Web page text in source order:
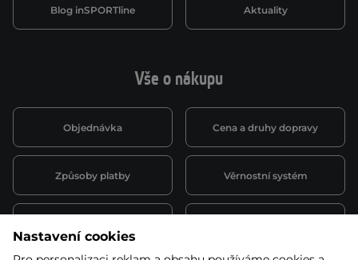
Vše o nákupu
Objednávka Cena a druhy dopravy
Způsoby platby Věrnostní systém
Blog inSPORTline Aktuality
Nastavení cookies